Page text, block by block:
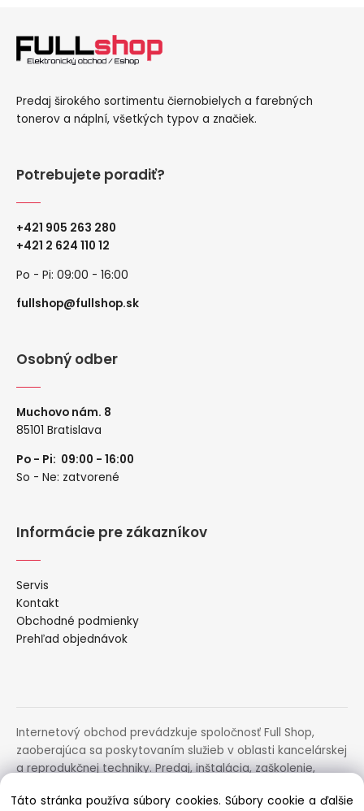
Predaj širokého sortimentu čiernobielych a farebných
tonerov a náplní, všetkých typov a značiek.
Potrebujete poradiť?
+421 905 263 280
+421 2 624 110 12
Po - Pi: 09:00 - 16:00
fullshop@fullshop.sk
Osobný odber
Muchovo nám. 8
85101 Bratislava
Po - Pi: 09:00 - 16:00
So - Ne: zatvorené
Informácie pre zákazníkov
Servis
Kontakt
Obchodné podmienky
Prehľad objednávok
Internetový obchod prevádzkuje spoločnosť Full Shop,
zaoberajúca sa poskytovaním služieb v oblasti kancelárskej
a reprodukčnej techniky. Predaj, inštalácia, zaškolenie,
zariadení.
Táto stránka používa súbory cookies. Súbory cookie a ďalšie